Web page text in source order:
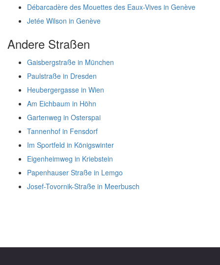
Débarcadère des Mouettes des Eaux-Vives in Genève
Jetée Wilson in Genève
Andere Straßen
Gaisbergstraße in München
Paulstraße in Dresden
Heubergergasse in Wien
Am Eichbaum in Höhn
Gartenweg in Osterspai
Tannenhof in Fensdorf
Im Sportfeld in Königswinter
Eigenheimweg in Kriebstein
Papenhauser Straße in Lemgo
Josef-Tovornik-Straße in Meerbusch